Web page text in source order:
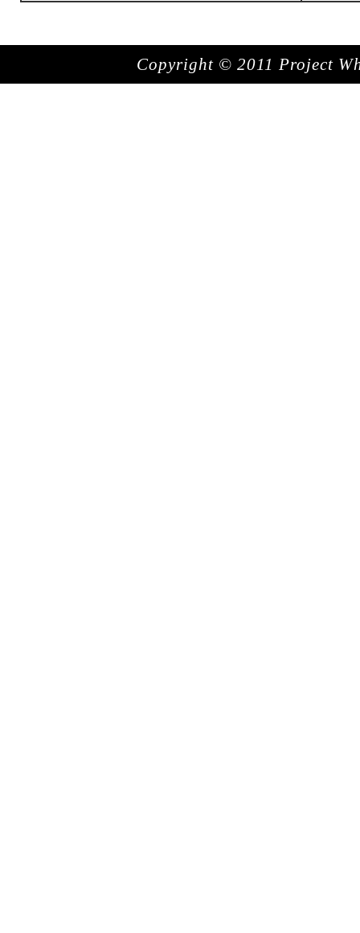
Copyright © 2011 Project